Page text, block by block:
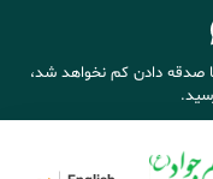
صدقه دادن کم نخواهد شد،